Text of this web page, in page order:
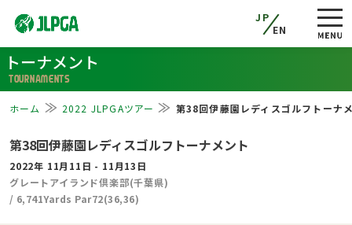
JP
EN
トーナメント
TOURNAMENTS
ホーム 2022 JLPGAツアー 第38回伊藤園レディスゴルフトーナ
第38回伊藤園レディスゴルフトーナメント
2022年 11月11日 - 11月13日
グレートアイランド倶楽部(千葉県)
/ 6,741Yards Par72(36,36)